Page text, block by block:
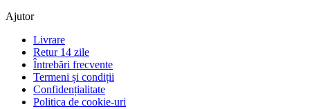
Ajutor
Livrare
Retur 14 zile
Întrebări frecvente
Termeni și condiții
Confidențialitate
Politica de cookie-uri